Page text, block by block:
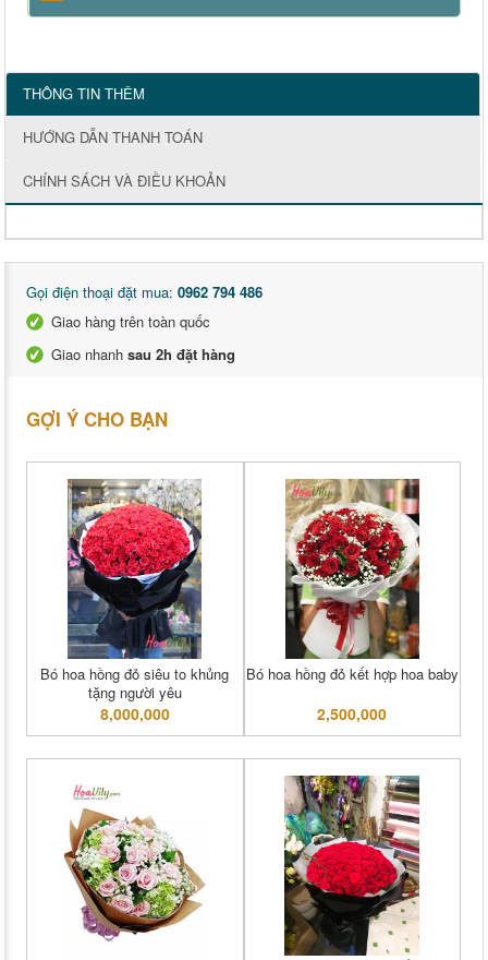
THÔNG TIN THÊM
HƯỚNG DẪN THANH TOÁN
CHÍNH SÁCH VÀ ĐIỀU KHOẢN
Gọi điện thoại đặt mua: 0962 794 486
Giao hàng trên toàn quốc
Giao nhanh sau 2h đặt hàng
GỢI Ý CHO BẠN
Bó hoa hồng đỏ siêu to khủng
tặng người yêu
8,000,000
Bó hoa hồng đỏ kết hợp hoa baby
2,500,000